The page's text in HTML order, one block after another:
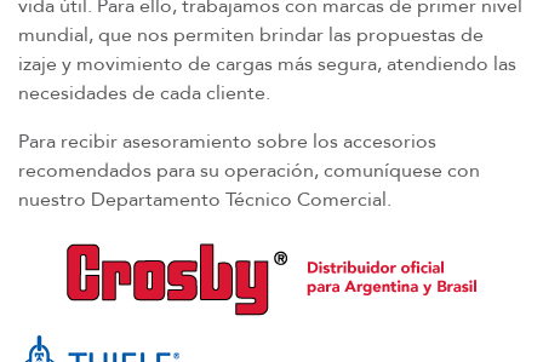
vida útil. Para ello, trabajamos con marcas de primer nivel
mundial, que nos permiten brindar las propuestas de
izaje y movimiento de cargas más segura, atendiendo las
necesidades de cada cliente.
Para recibir asesoramiento sobre los accesorios
recomendados para su operación, comuníquese con
nuestro Departamento Técnico Comercial.